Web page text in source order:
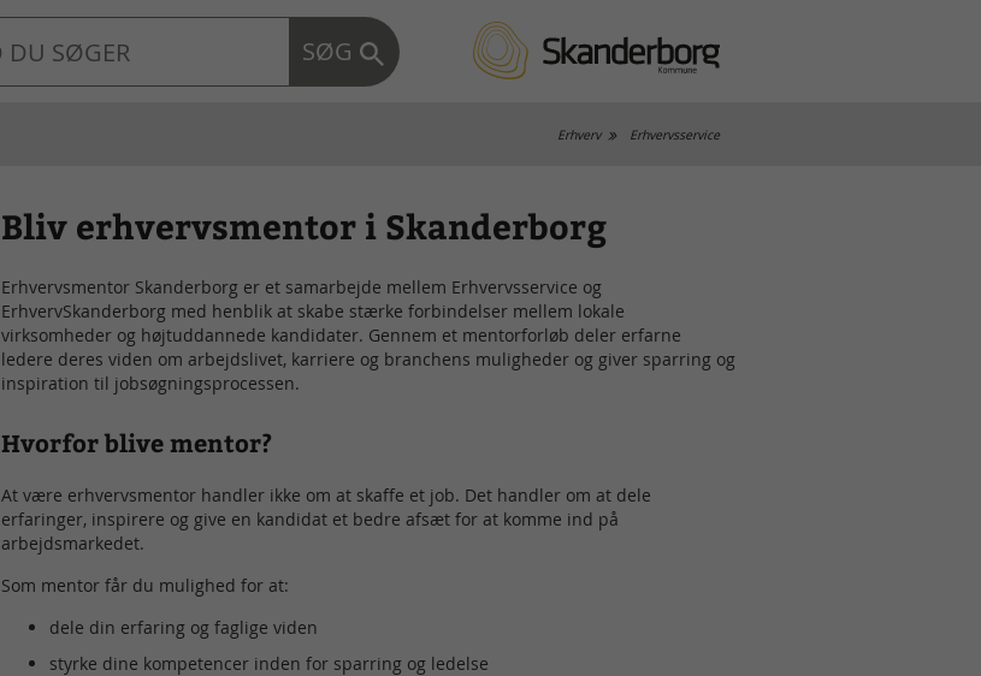
SØG
Erhverv Erhvervsservice
Bliv erhvervsmentor i Skanderborg
Erhvervsmentor Skanderborg er et samarbejde mellem Erhvervsservice og
ErhvervSkanderborg med henblik at skabe stærke forbindelser mellem lokale
virksomheder og højtuddannede kandidater. Gennem et mentorforløb deler erfarne
ledere deres viden om arbejdslivet, karriere og branchens muligheder og giver sparring og
inspiration til jobsøgningsprocessen.
Hvorfor blive mentor?
At være erhvervsmentor handler ikke om at skaffe et job. Det handler om at dele
erfaringer, inspirere og give en kandidat et bedre afsæt for at komme ind på
arbejdsmarkedet.
Som mentor får du mulighed for at:
dele din erfaring og faglige viden
styrke dine kompetencer inden for sparring og ledelse